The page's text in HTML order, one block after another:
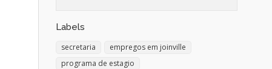
Labels
secretaria
empregos em joinville
programa de estagio